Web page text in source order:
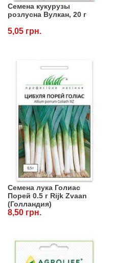
Семена кукурузы
розлусна Вулкан, 20 г
5,05 грн.
Семена лука Голиас
Порей 0.5 г Rijk Zvaan
(Голландия)
8,50 грн.